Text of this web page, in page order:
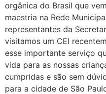
orgânica do Brasil que
maestria na Rede
representantes da
visitamos um CEI
esse importante serviço
vida para as nossas
cumpridas e são sem
para a cidade de São